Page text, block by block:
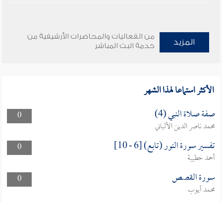
المزيد
من الفعاليات والمحاضرات الأرشيفية من
خدمة البث المباشر
الأكثر استماعا لهذا الشهر
0 صفة صلاة النبي (4)
محمد ناصر الدين الألباني
0
تفسير سورة النور (تابع) [6 - 10]
أحمد حطيبة
0
سورة القصص
محمد أيوب